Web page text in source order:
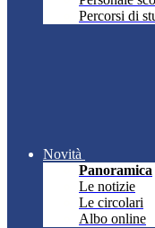
Percorsi di
Novità
Panoramica
Le notizie
Le circolari
Albo online